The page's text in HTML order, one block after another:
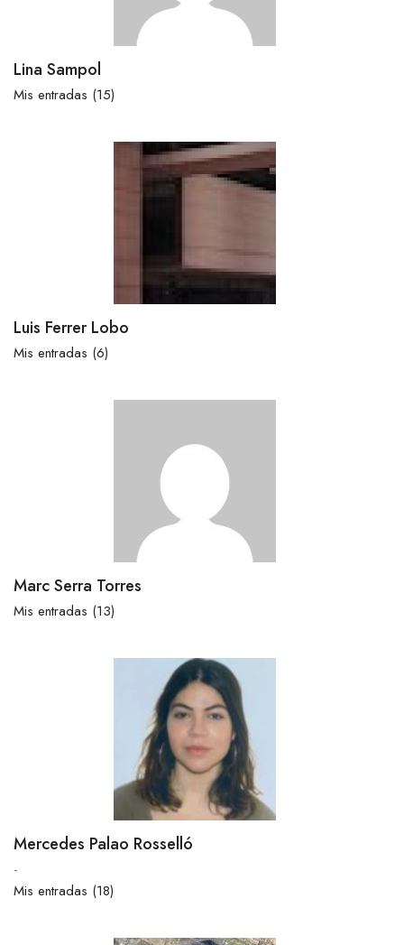
Lina Sampol
Mis entradas (15)
Luis Ferrer Lobo
Mis entradas (6)
Marc Serra Torres
Mis entradas (13)
Mercedes Palao Rosselló
-
Mis entradas (18)